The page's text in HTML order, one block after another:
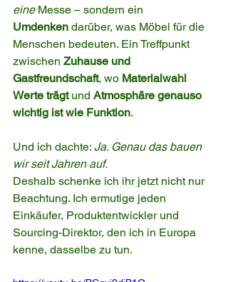
eine Messe – sondern ein
Umdenken darüber, was Möbel für die
Menschen bedeuten. Ein Treffpunkt
zwischen Zuhause und
Gastfreundschaft, wo Materialwahl
Werte trägt und Atmosphäre genauso
wichtig ist wie Funktion.
Und ich dachte: Ja. Genau das bauen
wir seit Jahren auf.
Deshalb schenke ich ihr jetzt nicht nur
Beachtung. Ich ermutige jeden
Einkäufer, Produktentwickler und
Sourcing-Direktor, den ich in Europa
kenne, dasselbe zu tun.